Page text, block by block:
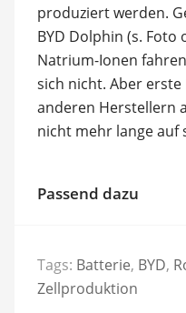
produziert werden.
BYD Dolphin (s. Foto
Natrium-Ionen
sich nicht. Aber
anderen Herstellern
nicht mehr lange auf
Passend dazu
Tags: Batterie, BYD,
Zellproduktion